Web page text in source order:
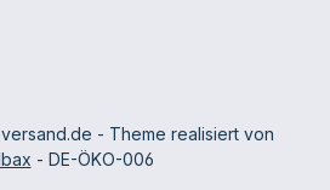
- Theme realisiert von
- DE-ÖKO-006